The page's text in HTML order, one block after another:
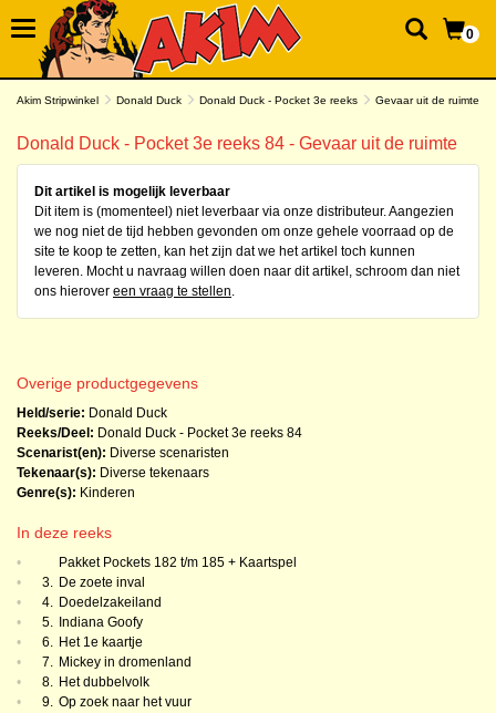
0
Akim Stripwinkel Donald Duck Donald Duck - Pocket 3e reeks Gevaar uit de ruimte
Donald Duck - Pocket 3e reeks 84 - Gevaar uit de ruimte
Dit artikel is mogelijk leverbaar
Dit item is (momenteel) niet leverbaar via onze distributeur. Aangezien
we nog niet de tijd hebben gevonden om onze gehele voorraad op de
site te koop te zetten, kan het zijn dat we het artikel toch kunnen
leveren. Mocht u navraag willen doen naar dit artikel, schroom dan niet
ons hierover een vraag te stellen.
Overige productgegevens
Held/serie: Donald Duck
Reeks/Deel: Donald Duck - Pocket 3e reeks 84
Scenarist(en): Diverse scenaristen
Tekenaar(s): Diverse tekenaars
Genre(s): Kinderen
In deze reeks
•
Pakket Pockets 182 t/m 185 + Kaartspel
•
3. De zoete inval
•
4. Doedelzakeiland
•
5. Indiana Goofy
•
6. Het 1e kaartje
•
7. Mickey in dromenland
•
8. Het dubbelvolk
•
9. Op zoek naar het vuur